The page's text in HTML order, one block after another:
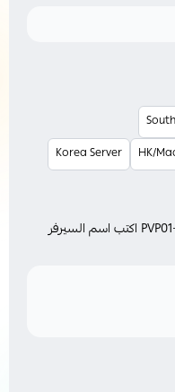
HK/
Korea Server
Server * W_Winter-X0005 او PVP01-00001 اكتب اسم السيرفر